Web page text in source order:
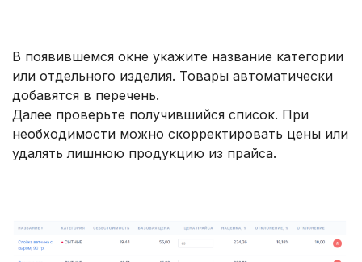
В появившемся окне укажите название категории
или отдельного изделия. Товары автоматически
добавятся в перечень.
Далее проверьте получившийся список. При
необходимости можно скорректировать цены или
удалять лишнюю продукцию из прайса.